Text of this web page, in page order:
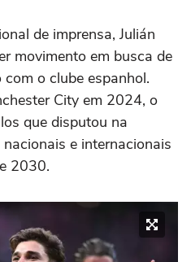
de imprensa, Julián
movimento em busca de
o clube espanhol.
City em 2024, o
que disputou na
e internacionais
2030.